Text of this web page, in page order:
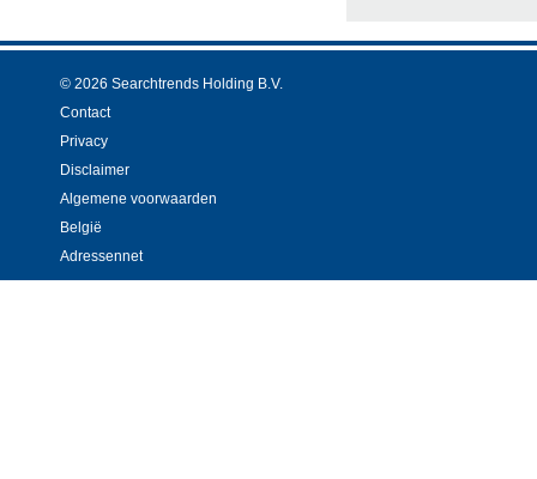
© 2026 Searchtrends Holding B.V.
Contact
Privacy
Disclaimer
Algemene voorwaarden
België
Adressennet